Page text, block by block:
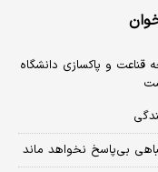
و پاکسازی دانشگاه
بی‌پاسخ نخواهد ماند